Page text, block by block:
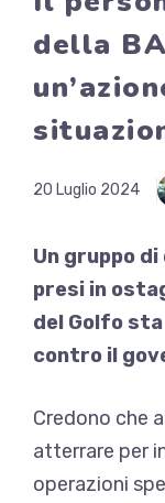
della
20 Luglio 2024
Un gruppo
presi in
del Golfo
contro il
Credono che
atterrare per
operazioni